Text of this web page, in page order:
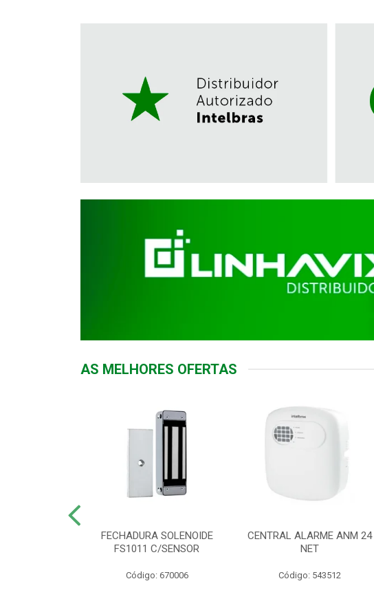
AS MELHORES OFERTAS
FECHADURA SOLENOIDE
FS1011 C/SENSOR
Código: 670006
CENTRAL ALARME ANM 24
NET
Código: 543512